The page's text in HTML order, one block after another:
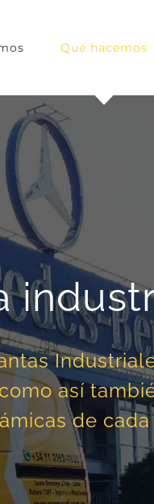
Qué hacemos
así
de cada